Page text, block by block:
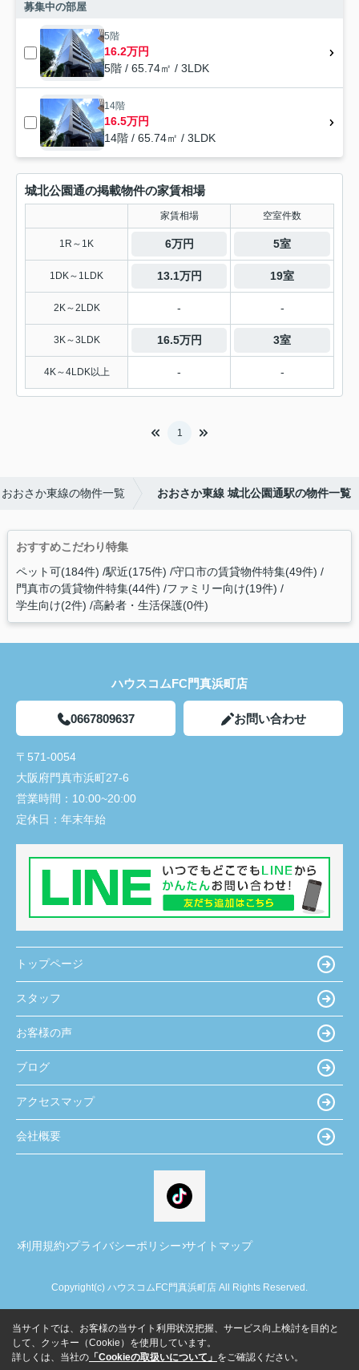
募集中の部屋
5階
16.2万円
5階 / 65.74㎡ / 3LDK
14階
16.5万円
14階 / 65.74㎡ / 3LDK
城北公園通の掲載物件の家賃相場
家賃相場 空室件数
1R～1K 6万円 5室
1DK～1LDK 13.1万円 19室
2K～2LDK - -
3K～3LDK 16.5万円 3室
4K～4LDK以上 - -
1
おおさか東線の物件一覧 おおさか東線 城北公園通駅の物件一覧
おすすめこだわり特集
ペット可(184件) 駅近(175件) 守口市の賃貸物件特集(49件)
門真市の賃貸物件特集(44件) ファミリー向け(19件)
学生向け(2件) 高齢者・生活保護(0件)
ハウスコムFC門真浜町店
0667809637 お問い合わせ
〒571-0054
大阪府門真市浜町27-6
営業時間： 10:00~20:00
定休日： 年末年始
トップページ
スタッフ
お客様の声
ブログ
アクセスマップ
会社概要
利用規約 プライバシーポリシー サイトマップ
Copyright(c) ハウスコムFC門真浜町店 All Rights Reserved.
当サイトでは、お客様の当サイト利用状況把握、サービス向上検討を目的と
して、クッキー（Cookie）を使用しています。
詳しくは、当社の 「Cookieの取扱いについて」 をご確認ください。